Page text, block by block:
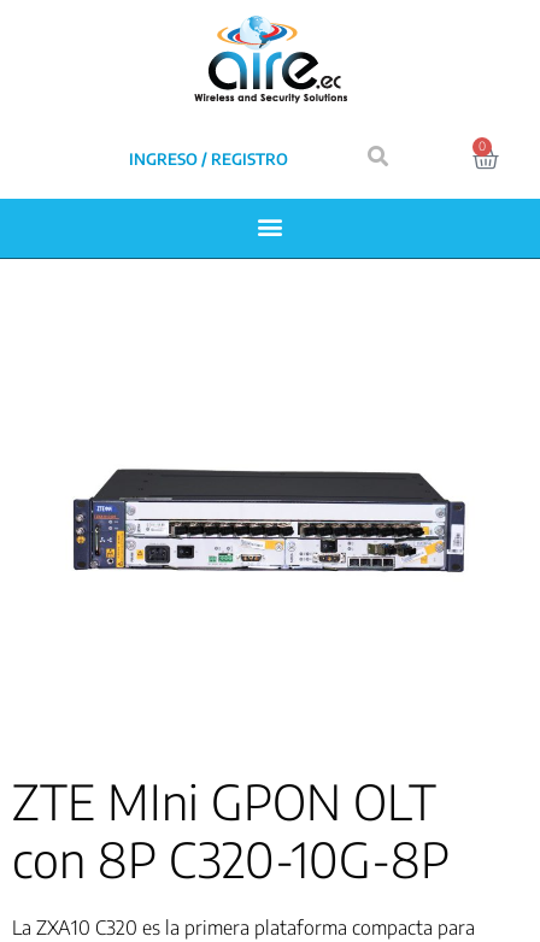
INGRESO / REGISTRO
0
ZTE MIni GPON OLT
con 8P C320-10G-8P
La ZXA10 C320 es la primera plataforma compacta para